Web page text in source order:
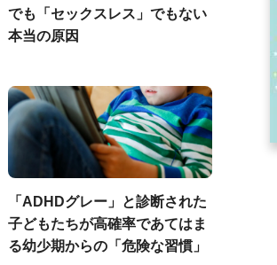
でも「セックスレス」でもない
本当の原因
「ADHDグレー」と診断された
子どもたちが高確率であてはま
る幼少期からの「危険な習慣」